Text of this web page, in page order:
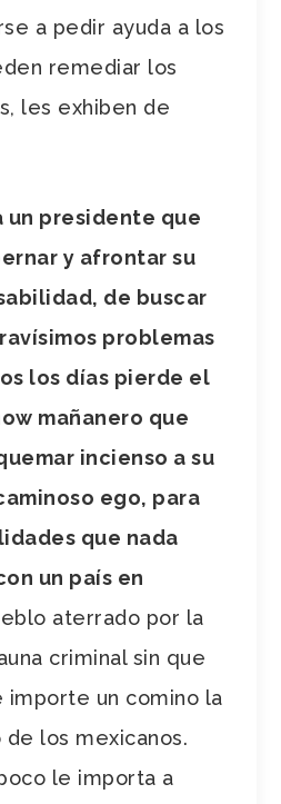
a pedir ayuda a los
remediar los
les exhiben de
un presidente que
y afrontar su
de buscar
problemas
los días pierde el
mañanero que
incienso a su
ego, para
que nada
un país en
aterrado por la
criminal sin que
importe un comino la
los mexicanos.
le importa a